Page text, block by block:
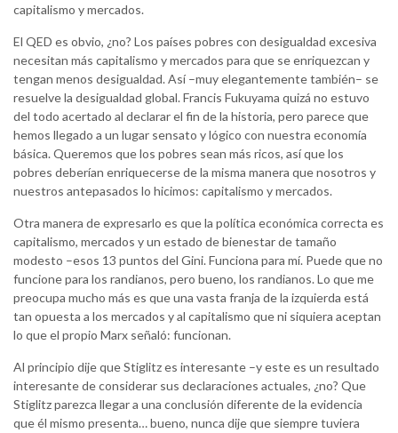
capitalismo y mercados.
El QED es obvio, ¿no? Los países pobres con desigualdad excesiva
necesitan más capitalismo y mercados para que se enriquezcan y
tengan menos desigualdad. Así –muy elegantemente también– se
resuelve la desigualdad global. Francis Fukuyama quizá no estuvo
del todo acertado al declarar el fin de la historia, pero parece que
hemos llegado a un lugar sensato y lógico con nuestra economía
básica. Queremos que los pobres sean más ricos, así que los
pobres deberían enriquecerse de la misma manera que nosotros y
nuestros antepasados lo hicimos: capitalismo y mercados.
Otra manera de expresarlo es que la política económica correcta es
capitalismo, mercados y un estado de bienestar de tamaño
modesto –esos 13 puntos del Gini. Funciona para mí. Puede que no
funcione para los randianos, pero bueno, los randianos. Lo que me
preocupa mucho más es que una vasta franja de la izquierda está
tan opuesta a los mercados y al capitalismo que ni siquiera aceptan
lo que el propio Marx señaló: funcionan.
Al principio dije que Stiglitz es interesante –y este es un resultado
interesante de considerar sus declaraciones actuales, ¿no? Que
Stiglitz parezca llegar a una conclusión diferente de la evidencia
que él mismo presenta… bueno, nunca dije que siempre tuviera